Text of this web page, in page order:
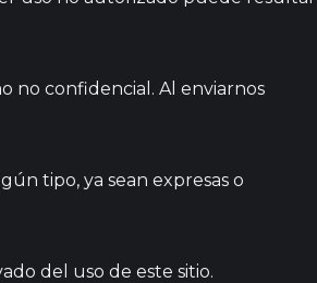
no confidencial. Al enviarnos
tipo, ya sean expresas o
del uso de este sitio.